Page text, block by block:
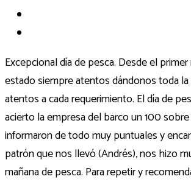
Excepcional día de pesca. Desde el
estado siempre atentos dándonos toda
atentos a cada requerimiento. El día de
acierto la empresa del barco un 100
informaron de todo muy puntuales y
patrón que nos llevó (Andrés), nos hizo
mañana de pesca. Para repetir y